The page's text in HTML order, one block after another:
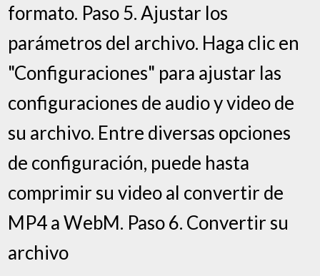
formato. Paso 5. Ajustar los
parámetros del archivo. Haga clic en
"Configuraciones" para ajustar las
configuraciones de audio y video de
su archivo. Entre diversas opciones
de configuración, puede hasta
comprimir su video al convertir de
MP4 a WebM. Paso 6. Convertir su
archivo